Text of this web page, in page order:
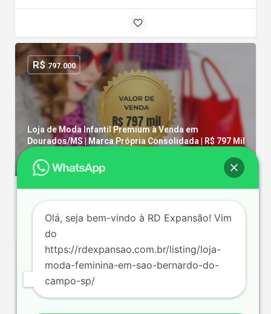
Loja de Moda Infantil Premium à Venda em
Dourados/MS | Marca Própria Consolidada | R$ 797 Mil
R$ 797.000
144 m² 2 func. R$ 80000/mês
Olá, seja bem-vindo à RD Expansão! Vim
do
https://rdexpansao.com.br/listing/loja-
moda-feminina-em-sao-bernardo-do-
campo-sp/